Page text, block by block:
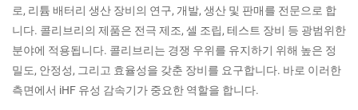
로, 리튬 배터리 생산 장비의 연구, 개발, 생산 및 판매를 전문으로 합
니다. 콜리브리의 제품은 전극 제조, 셀 조립, 테스트 장비 등 광범위한
분야에 적용됩니다. 콜리브리는 경쟁 우위를 유지하기 위해 높은 정
밀도, 안정성, 그리고 효율성을 갖춘 장비를 요구합니다. 바로 이러한
측면에서 iHF 유성 감속기가 중요한 역할을 합니다.